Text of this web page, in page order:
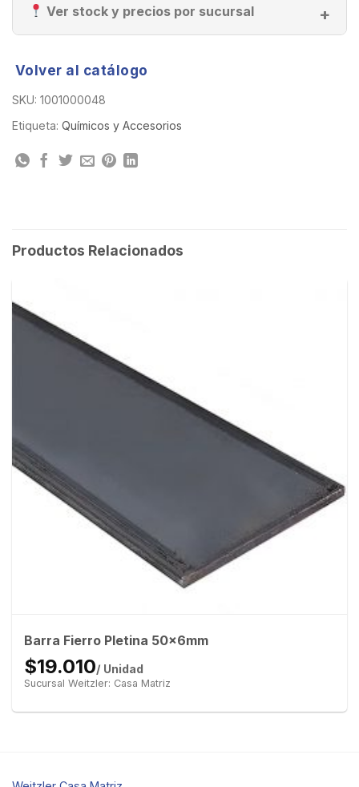
Ver stock y precios por sucursal
Volver al catálogo
SKU: 1001000048
Etiqueta: Químicos y Accesorios
Productos Relacionados
Barra Fierro Pletina 50x6mm
$19.010/ Unidad
Sucursal Weitzler: Casa Matriz